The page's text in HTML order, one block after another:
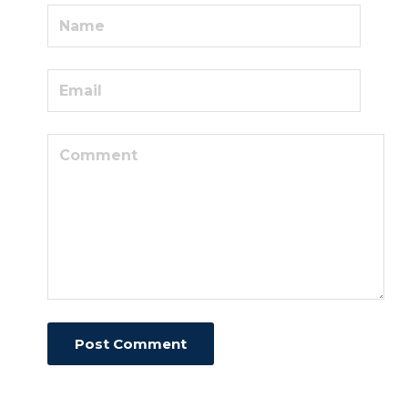
Post Comment